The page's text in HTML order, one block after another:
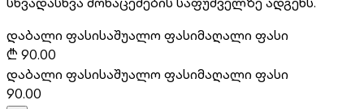
დაბალი ფასისაშუალო ფასიმაღალი ფასი
₾ 90.00
დაბალი ფასისაშუალო ფასიმაღალი ფასი
90.00